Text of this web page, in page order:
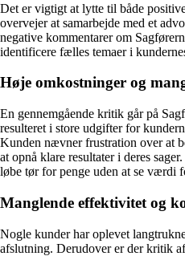
Det er vigtigt at lytte til både
overvejer at samarbejde med et
negative kommentarer om
identificere fælles temaer i
Høje omkostninger og
En gennemgående kritik går på
resulteret i store udgifter for
Kunden nævner frustration over at
at opnå klare resultater i deres
løbe tør for penge uden at se værdi
Manglende effektivitet og
Nogle kunder har oplevet
afslutning. Derudover er der kritik